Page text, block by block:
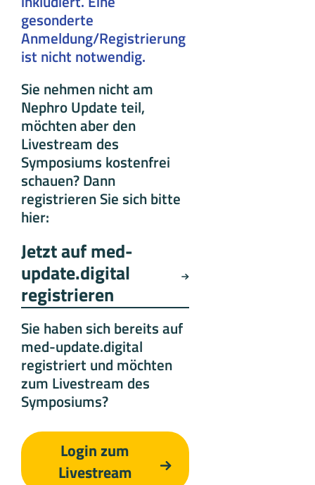
gesonderte
Anmeldung/Registrierung
ist nicht notwendig.
Sie nehmen nicht am
Nephro Update teil,
möchten aber den
Livestream des
Symposiums kostenfrei
schauen? Dann
registrieren Sie sich bitte
hier:
Jetzt auf med-
update.digital
registrieren
Sie haben sich bereits auf
med-update.digital
registriert und möchten
zum Livestream des
Symposiums?
Login zum
Livestream